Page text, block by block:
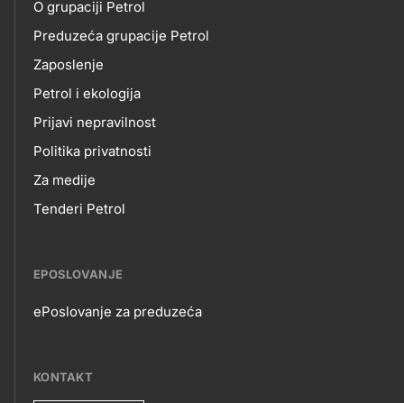
NAMA
O grupaciji Petrol
Preduzeća grupacije Petrol
Zaposlenje
Petrol i ekologija
Prijavi nepravilnost
Politika privatnosti
Za medije
Tenderi Petrol
EPOSLOVANJE
ePoslovanje za preduzeća
KONTAKT